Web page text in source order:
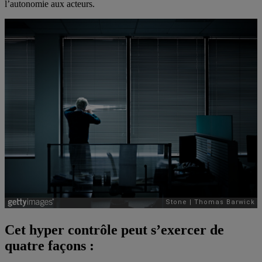
l’autonomie aux acteurs.
Cet hyper contrôle peut s’exercer de
quatre façons :